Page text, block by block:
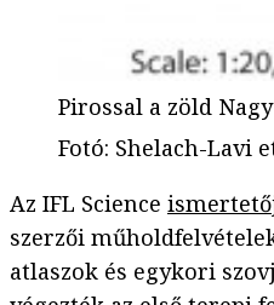
Pirossal a zöld
Fotó: Shelach-Lavi
Az IFL Science
szerzői
atlaszok és egykori